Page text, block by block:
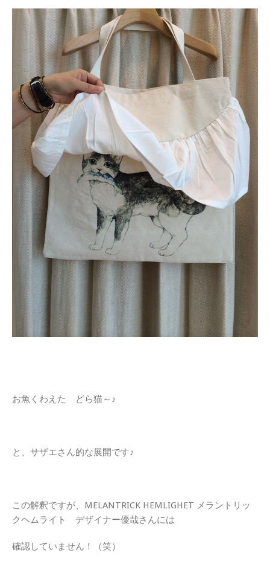
お魚くわえた どら猫～♪
と、サザエさん的な展開です♪
この解釈ですが、MELANTRICK HEMLIGHET メラントリッ
クヘムライト デザイナー優哉さんには
確認していません！（笑）